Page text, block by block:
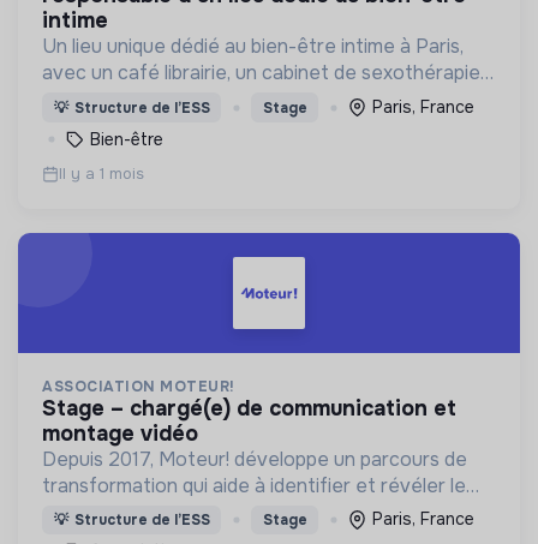
intime
Un lieu unique dédié au bien-être intime à Paris,
avec un café librairie, un cabinet de sexothérapie
et une programmation événementielle pour
(re)rencontrer son corps, son désir et son plaisir.
💡 Structure de l’ESS Stage
Paris, France
Bien-être
Il y a 1 mois
ASSOCIATION MOTEUR!
stage – chargé(e) de communication et
montage vidéo
Depuis 2017, Moteur! développe un parcours de
transformation qui aide à identifier et révéler le
potentiel des jeunes en se fondant sur les notions
d'inspiration, de gratitude et de lien.
💡 Structure de l’ESS Stage
Paris, France